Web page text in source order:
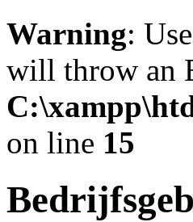
Warning:
will throw an
on line 15